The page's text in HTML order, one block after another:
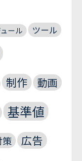
ール ツール
制作 動画
基準値
策 広告